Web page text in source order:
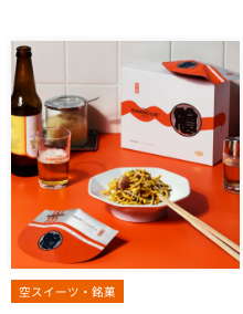
空スイーツ・銘菓